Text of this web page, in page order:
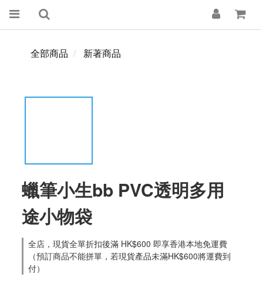
全部商品 新著商品
蠟筆小生bb PVC透明多用
途小物袋
全店，現貨全單折扣後滿 HK$600 即享香港本地免運費
（預訂商品不能拼單，若現貨產品未滿HK$600將運費到
付）